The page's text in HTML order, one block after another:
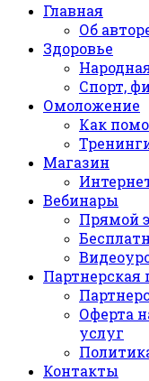
Главная
Об
Здоровье
Спорт,
Омоложение
Как
Магазин
Вебинары
Прямой
Партнерская
Оферта
услуг
Контакты